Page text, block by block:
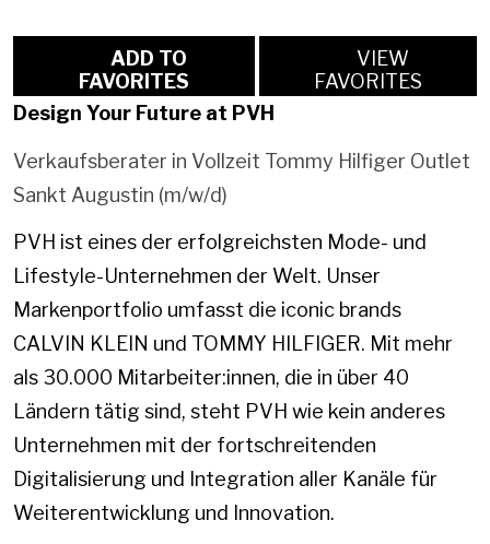
FAVORITES
VIEW
FAVORITES
Design Your Future at PVH
Verkaufsberater in Vollzeit Tommy Hilfiger Outlet
Sankt Augustin (m/w/d)
PVH ist eines der erfolgreichsten Mode- und
Lifestyle-Unternehmen der Welt. Unser
Markenportfolio umfasst die iconic brands
CALVIN KLEIN und TOMMY HILFIGER. Mit mehr
als 30.000 Mitarbeiter:innen, die in über 40
Ländern tätig sind, steht PVH wie kein anderes
Unternehmen mit der fortschreitenden
Digitalisierung und Integration aller Kanäle für
Weiterentwicklung und Innovation.